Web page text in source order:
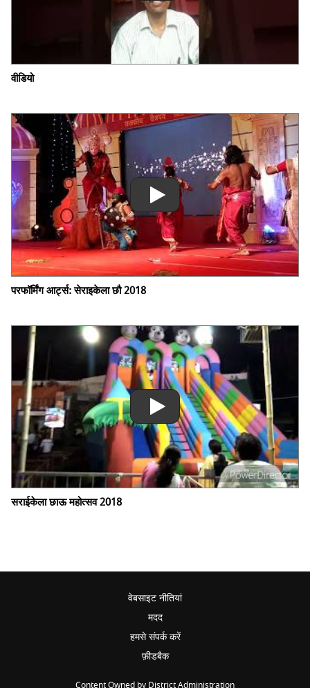
वीडियो
परफॉर्मिंग आर्ट्स: सेराइकेला छौ 2018
सराईकेला छाऊ महोत्सव 2018
वेबसाइट नीतियां
मदद
हमसे संपर्क करें
फ़ीडबैक
Content Owned by District Administration